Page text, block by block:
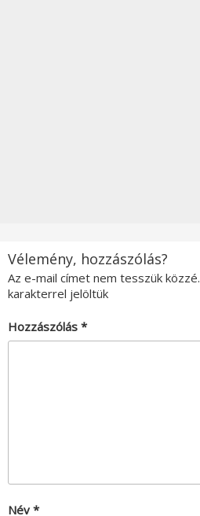
Vélemény, hozzászólás?
Az e-mail címet nem tesszük közzé.
karakterrel jelöltük
Hozzászólás *
Név *